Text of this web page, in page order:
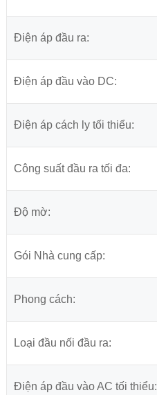
Điện áp đầu ra:
Điện áp đầu vào DC:
Điện áp cách ly tối thiểu:
Công suất đầu ra tối đa:
Độ mờ:
Gói Nhà cung cấp:
Phong cách:
Loại đầu nối đầu ra:
Điện áp đầu vào AC tối thiểu: